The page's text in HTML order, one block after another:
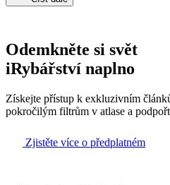
Odemkněte si svět
iRybářství naplno
Získejte přístup k exkluzivním
pokročilým filtrům v atlase a
Zjistěte více o předplatném